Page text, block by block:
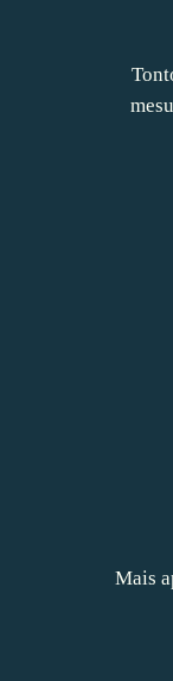
Mais